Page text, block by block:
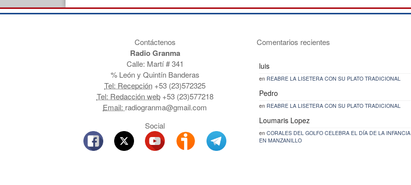
Contáctenos
Radio Granma
Calle: Martí # 341
% León y Quintín Banderas
Tel: Recepción +53 (23)572325
Tel: Redacción web+53 (23)577218
Email: radiogranma@gmail.com
Social
Comentarios recientes
luis
en REABRE LA LISETERA CON SU PLATO TRADICIONAL
Pedro
en REABRE LA LISETERA CON SU PLATO TRADICIONAL
Loumaris Lopez
en CORALES DEL GOLFO CELEBRA EL DÍA DE LA INFANCIA
EN MANZANILLO